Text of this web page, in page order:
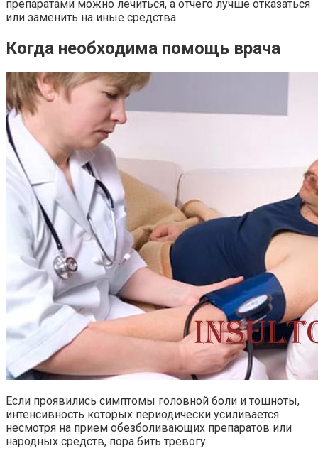
препаратами можно лечиться, а отчего лучше отказаться
или заменить на иные средства.
Когда необходима помощь врача
Если проявились симптомы головной боли и тошноты,
интенсивность которых периодически усиливается
несмотря на прием обезболивающих препаратов или
народных средств, пора бить тревогу.